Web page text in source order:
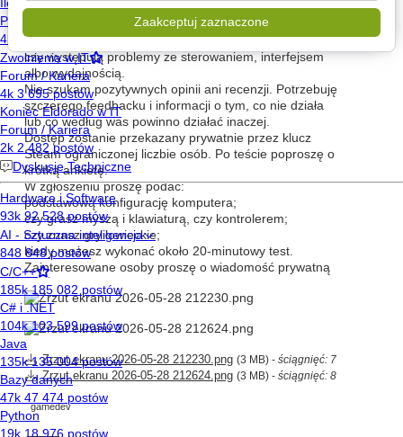
działa;
w którym momencie pojawia się zagubienie lub
frustracja;
czy występują problemy ze sterowaniem, interfejsem
albo wydajnością.
Nie szukam pozytywnych opinii ani recenzji. Potrzebuję
szczerego feedbacku i informacji o tym, co nie działa
lub co według was powinno działać inaczej.
Dostęp zostanie przekazany prywatnie przez klucz
Steam ograniczonej liczbie osób. Po teście poproszę o
krótką ankietę.
W zgłoszeniu proszę podać:
podstawową konfigurację komputera;
czy grasz myszą i klawiaturą, czy kontrolerem;
czy znasz gry łowieckie;
kiedy możesz wykonać około 20-minutowy test.
Zainteresowane osoby proszę o wiadomość prywatną
Zrzut ekranu 2026-05-28 212230.png (3 MB) - ściągnięć: 7
Zrzut ekranu 2026-05-28 212624.png (3 MB) - ściągnięć: 8
gamedev
Zaakceptuj zaznaczone